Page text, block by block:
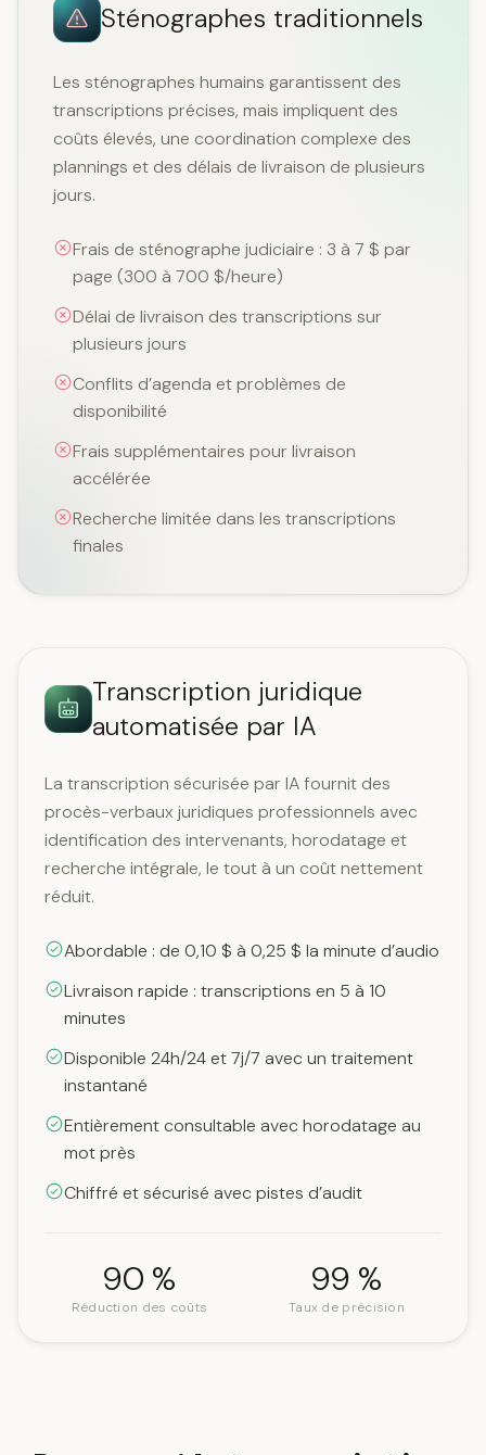
Sténographes traditionnels
Les sténographes humains garantissent des
transcriptions précises, mais impliquent des
coûts élevés, une coordination complexe des
plannings et des délais de livraison de plusieurs
jours.
Frais de sténographe judiciaire : 3 à 7 $ par
page (300 à 700 $/heure)
Délai de livraison des transcriptions sur
plusieurs jours
Conflits d’agenda et problèmes de
disponibilité
Frais supplémentaires pour livraison
accélérée
Recherche limitée dans les transcriptions
finales
Transcription juridique
automatisée par IA
La transcription sécurisée par IA fournit des
procès-verbaux juridiques professionnels avec
identification des intervenants, horodatage et
recherche intégrale, le tout à un coût nettement
réduit.
Abordable : de 0,10 $ à 0,25 $ la minute d’audio
Livraison rapide : transcriptions en 5 à 10
minutes
Disponible 24h/24 et 7j/7 avec un traitement
instantané
Entièrement consultable avec horodatage au
mot près
Chiffré et sécurisé avec pistes d’audit
90 %
Réduction des coûts
99 %
Taux de précision